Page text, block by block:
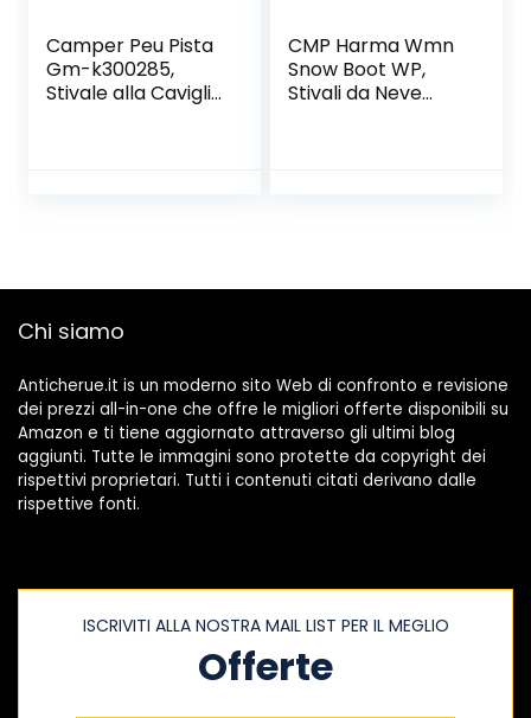
Camper Peu Pista
Gm-k300285,
Stivale alla Caviglia
CMP Harma Wmn
Snow Boot WP,
Stivali da Neve
Chi siamo
Anticherue.it is un moderno sito Web di confronto e revisione
dei prezzi all-in-one che offre le migliori offerte disponibili su
Amazon e ti tiene aggiornato attraverso gli ultimi blog
aggiunti. Tutte le immagini sono protette da copyright dei
rispettivi proprietari. Tutti i contenuti citati derivano dalle
rispettive fonti.
ISCRIVITI ALLA NOSTRA MAIL LIST PER IL MEGLIO
Offerte